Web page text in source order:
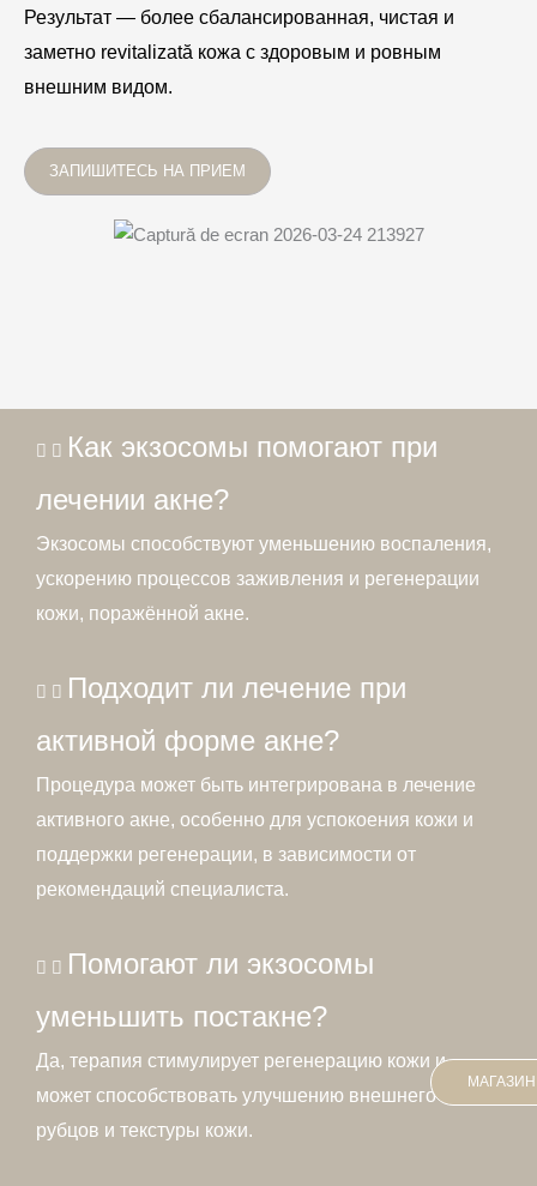
Результат — более сбалансированная, чистая и
заметно revitalizată кожа с здоровым и ровным
внешним видом.
ЗАПИШИТЕСЬ НА ПРИЕМ
Как экзосомы помогают при
лечении акне?
Экзосомы способствуют уменьшению воспаления,
ускорению процессов заживления и регенерации
кожи, поражённой акне.
Подходит ли лечение при
активной форме акне?
Процедура может быть интегрирована в лечение
активного акне, особенно для успокоения кожи и
поддержки регенерации, в зависимости от
рекомендаций специалиста.
Помогают ли экзосомы
уменьшить постакне?
Да, терапия стимулирует регенерацию кожи и
может способствовать улучшению внешнего вида
рубцов и текстуры кожи.
МАГАЗИН